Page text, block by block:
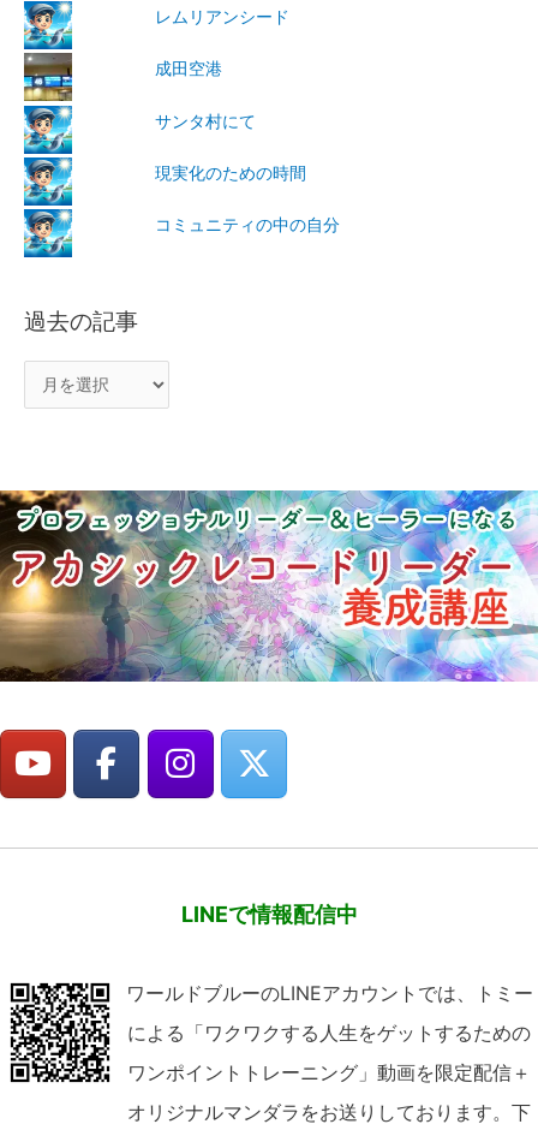
レムリアンシード
成田空港
サンタ村にて
現実化のための時間
コミュニティの中の自分
過去の記事
LINEで情報配信中
ワールドブルーのLINEアカウントでは、トミー
による「ワクワクする人生をゲットするための
ワンポイントトレーニング」動画を限定配信＋
オリジナルマンダラをお送りしております。下